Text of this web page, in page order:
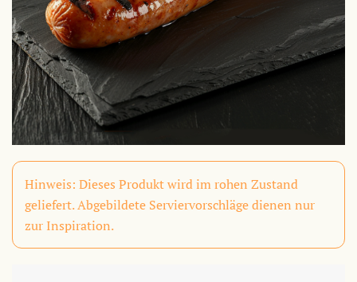
Hinweis: Dieses Produkt wird im rohen Zustand
geliefert. Abgebildete Serviervorschläge dienen nur
zur Inspiration.